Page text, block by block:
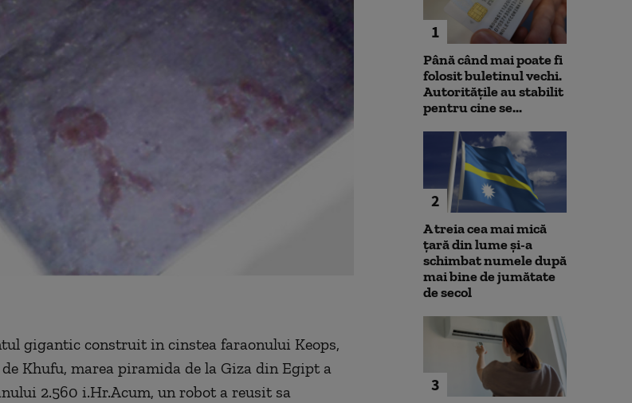
gigantic construit in cinstea faraonului Keops,
Khufu, marea piramida de la Giza din Egipt a
2.560 i.Hr.Acum, un robot a reusit sa
1
Până când mai poate fi
folosit buletinul vechi.
Autoritățile au stabilit
pentru cine se...
2
A treia cea mai mică
țară din lume și-a
schimbat numele după
mai bine de jumătate
de secol
3